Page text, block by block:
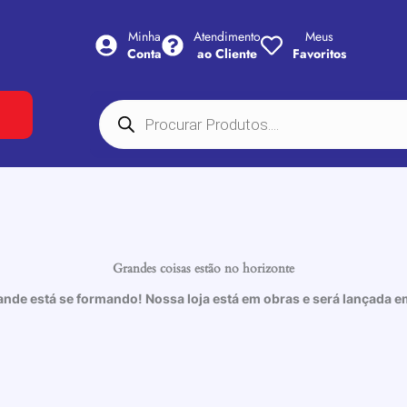
Minha
Conta
Atendimento
ao Cliente
Meus
Favoritos
Pesquisar
produtos
Grandes coisas estão no horizonte
está se formando! Nossa loja está em obras e será lançada